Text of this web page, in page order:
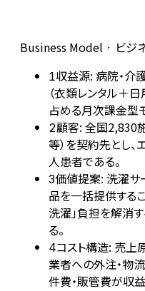
Business Model · ビジ
1収益源: 病院・介
（衣類レンタル＋
占める月次課金型
2顧客: 全国2,830
等）を契約先とし
人患者である。
3価値提案: 洗濯サ
品を一括提供するこ
洗濯」負担を解消
る。
4コスト構造: 売上
業者への外注・物
件費・販管費が収